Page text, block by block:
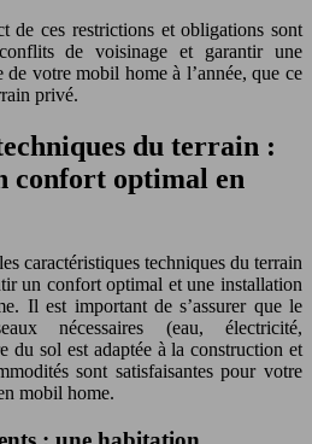
de ces restrictions et obligations sont
de voisinage et garantir une
votre mobil home à l’année, que ce
privé.
du terrain :
confort optimal en
caractéristiques techniques du terrain
un confort optimal et une installation
Il est important de s’assurer que le
nécessaires (eau, électricité,
du sol est adaptée à la construction et
sont satisfaisantes pour votre
mobil home.